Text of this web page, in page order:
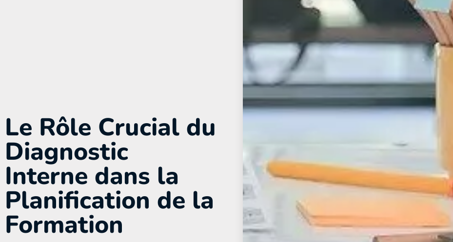
Le Rôle Crucial du
Diagnostic
Interne dans la
Planification de la
Formation